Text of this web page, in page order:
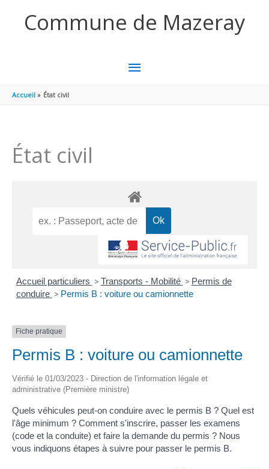
Commune de Mazeray
MENU
Accueil État civil
État civil
Accueil particuliers > Transports - Mobilité > Permis de
conduire > Permis B : voiture ou camionnette
Fiche pratique
Permis B : voiture ou camionnette
Vérifié le 01/03/2023 - Direction de l'information légale et
administrative (Première ministre)
Quels véhicules peut-on conduire avec le permis B ? Quel est
l'âge minimum ? Comment s'inscrire, passer les examens
(code et la conduite) et faire la demande du permis ? Nous
vous indiquons étapes à suivre pour passer le permis B.